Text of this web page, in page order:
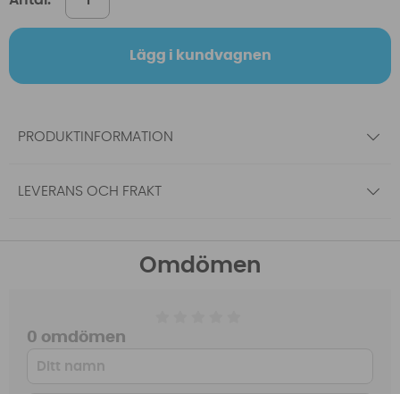
Lägg i kundvagnen
PRODUKTINFORMATION
LEVERANS OCH FRAKT
Omdömen
0 omdömen